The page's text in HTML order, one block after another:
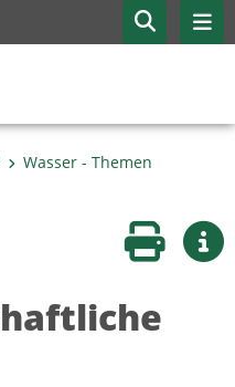
Wasser - Themen
Seite